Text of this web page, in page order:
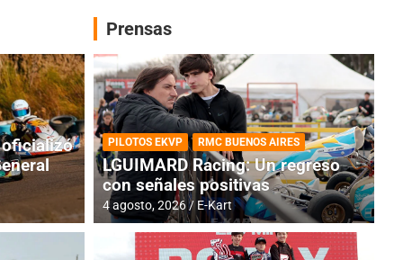
oficializó
Prensas
PILOTOS EKVP RMC BUENOS AIRES
LGUIMARD Racing: Un regreso
con señales positivas
4 agosto, 2026 E-Kart